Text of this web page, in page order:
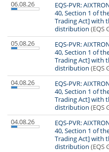
06.08.26
EQS-PVR:
40, Section 1 of
Trading Act] with
distribution (EQS
05.08.26
EQS-PVR:
40, Section 1 of
Trading Act] with
distribution (EQS
04.08.26
EQS-PVR:
40, Section 1 of
Trading Act] with
distribution (EQS
04.08.26
EQS-PVR:
40, Section 1 of
Trading Act] with
distribution (EQS